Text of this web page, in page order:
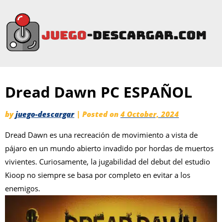
Dread Dawn PC ESPAÑOL
byjuego-descargar | Posted on 4 October, 2024
Dread Dawn es una recreación de movimiento a vista de
pájaro en un mundo abierto invadido por hordas de muertos
vivientes. Curiosamente, la jugabilidad del debut del estudio
Kioop no siempre se basa por completo en evitar a los
enemigos.